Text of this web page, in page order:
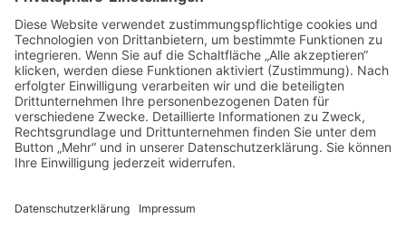
kontakt@manuelasennbefreit.de widerrufen.
Detaillierte Informationen zum Umgang mit
Nutzerdaten finden Sie in der
Datenschutzerklärung.
NACHRICHT SENDEN